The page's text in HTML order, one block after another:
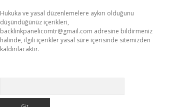
Hukuka ve yasal düzenlemelere aykırı olduğunu
düşündüğünüz içerikleri,
backlinkpanelicomtr@gmail.com adresine bildirmeniz
halinde, ilgili içerikler yasal süre içerisinde sitemizden
kaldırılacaktır.